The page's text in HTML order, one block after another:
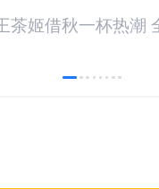
茶姬借秋一杯热潮